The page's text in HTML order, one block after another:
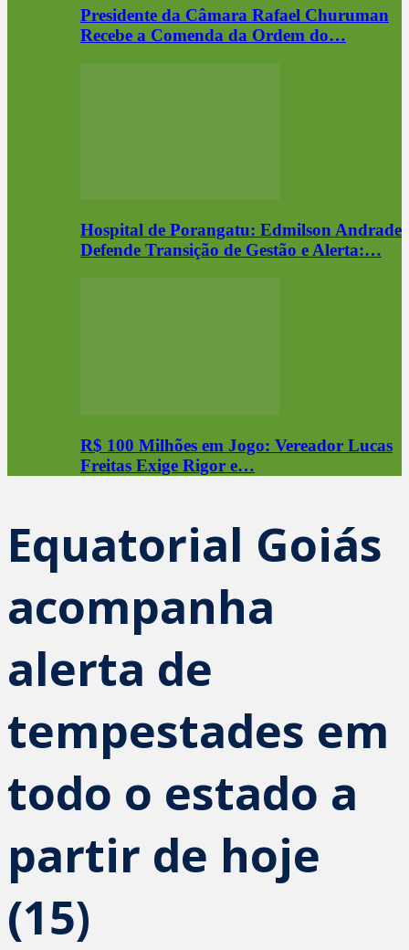
Presidente da Câmara Rafael Churuman
Recebe a Comenda da Ordem do…
Hospital de Porangatu: Edmilson Andrade
Defende Transição de Gestão e Alerta:…
R$ 100 Milhões em Jogo: Vereador Lucas
Freitas Exige Rigor e…
Equatorial Goiás
acompanha
alerta de
tempestades em
todo o estado a
partir de hoje
(15)